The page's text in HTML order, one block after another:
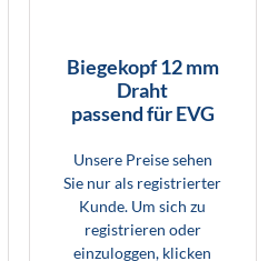
Biegekopf 12 mm
Draht
passend für EVG
Unsere Preise sehen
Sie nur als registrierter
Kunde. Um sich zu
registrieren oder
einzuloggen, klicken